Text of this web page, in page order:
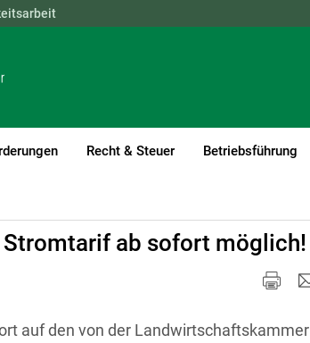
NÖ OÖ
Recht & Steuer Betriebsführung
ab sofort möglich!
auf den von der Landwirtschaftskammer